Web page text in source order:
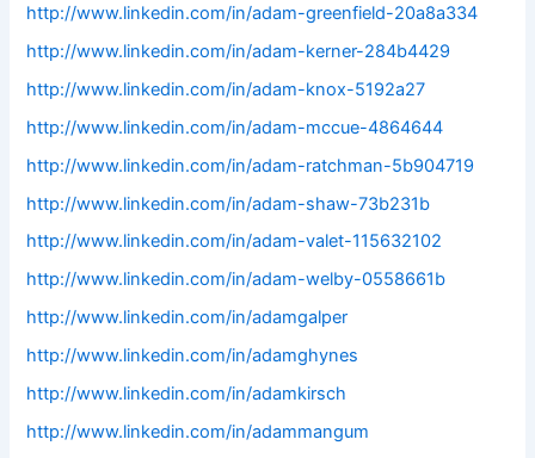
http://www.linkedin.com/in/adam-greenfield-20a8a334
http://www.linkedin.com/in/adam-kerner-284b4429
http://www.linkedin.com/in/adam-knox-5192a27
http://www.linkedin.com/in/adam-mccue-4864644
http://www.linkedin.com/in/adam-ratchman-5b904719
http://www.linkedin.com/in/adam-shaw-73b231b
http://www.linkedin.com/in/adam-valet-115632102
http://www.linkedin.com/in/adam-welby-0558661b
http://www.linkedin.com/in/adamgalper
http://www.linkedin.com/in/adamghynes
http://www.linkedin.com/in/adamkirsch
http://www.linkedin.com/in/adammangum